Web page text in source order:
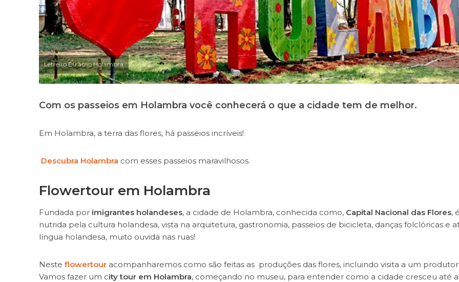
Letreiro Eu amo Holambra
Com os passeios em Holambra você conhecerá o que a cidade tem de melhor.
Em Holambra, a terra das flores, há passeios incríveis!
Descubra Holambra com esses passeios maravilhosos.
Flowertour em Holambra
Fundada por imigrantes holandeses, a cidade de Holambra, conhecida como, Capital Nacional das Flores,
nutrida pela cultura holandesa, vista na arquitetura, gastronomia, passeios de bicicleta, danças folclóricas e
língua holandesa, muito ouvida nas ruas!
Neste flowertour acompanharemos como são feitas as produções das flores, incluindo visita a um
Vamos fazer um city tour em Holambra, começando no museu, para entender como a cidade cresceu até a